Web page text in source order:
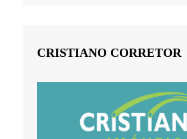
CRISTIANO CORRETOR